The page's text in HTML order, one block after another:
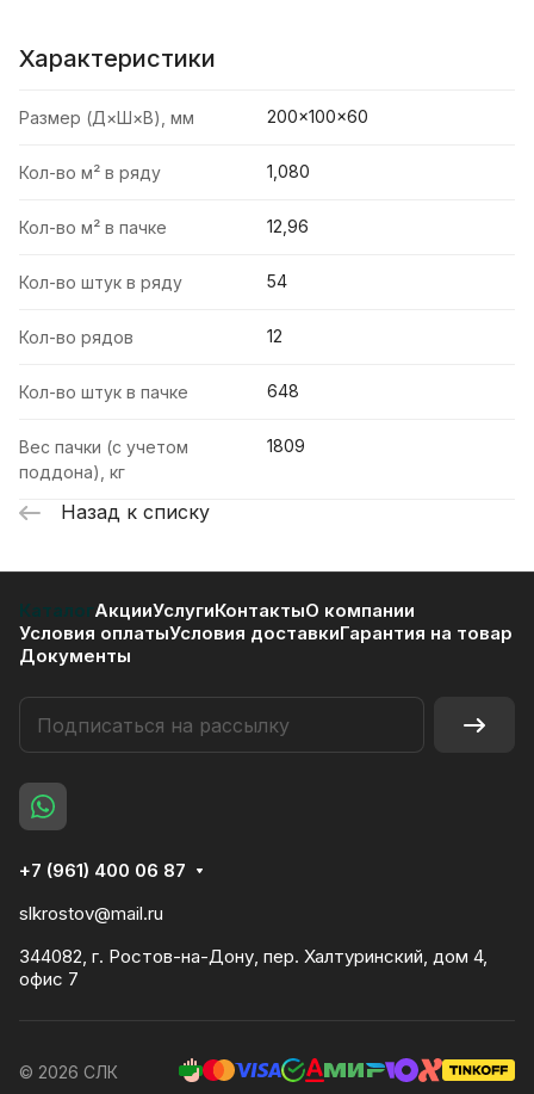
Характеристики
Размер (Д×Ш×В), мм 200×100×60
Кол-во м² в ряду 1,080
Кол-во м² в пачке 12,96
Кол-во штук в ряду 54
Кол-во рядов 12
Кол-во штук в пачке 648
Вес пачки (с учетом
поддона), кг
1809
Назад к списку
КаталогАкцииУслугиКонтактыО компании
Условия оплатыУсловия доставкиГарантия на товар
Документы
+7 (961) 400 06 87
slkrostov@mail.ru
344082, г. Ростов-на-Дону, пер. Халтуринский, дом 4,
офис 7
© 2026 СЛК